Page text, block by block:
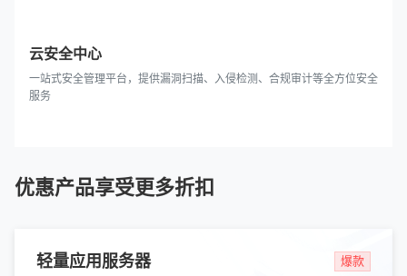
云安全中心
一站式安全管理平台，提供漏洞扫描、入侵检测、合规审计等全方位安全
服务
优惠产品享受更多折扣
轻量应用服务器 爆款